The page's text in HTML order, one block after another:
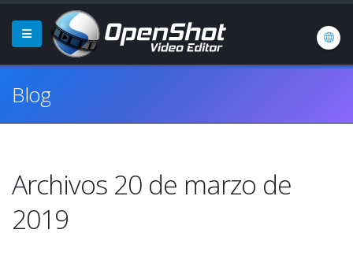
Blog
Archivos 20 de marzo de
2019